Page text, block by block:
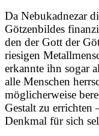
Da Nebukadnezar
Götzenbildes
den der Gott der
riesigen
erkannte ihn sogar
alle Menschen
möglicherweise
Gestalt zu errichten
Denkmal für sich